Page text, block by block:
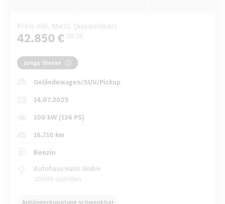
Preis inkl. MwSt. (ausweisbar)
42.850 € [3] [4]
Junge Sterne
Geländewagen/SUV/Pickup
14.07.2025
100 kW (136 PS)
16.710 km
Benzin
Autohaus Halm GmbH
30989 Gehrden
Anhängerkupplung schwenkbar